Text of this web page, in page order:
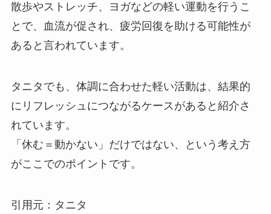
散歩やストレッチ、ヨガなどの軽い運動を行うこ
とで、血流が促され、疲労回復を助ける可能性が
あると言われています。
タニタでも、体調に合わせた軽い活動は、結果的
にリフレッシュにつながるケースがあると紹介さ
れています。
「休む＝動かない」だけではない、という考え方
がここでのポイントです。
引用元：タニタ